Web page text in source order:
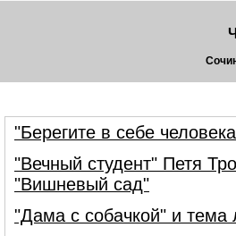
"Берегите в себе
"Вечный студент" Петя
"Вишневый сад"
"Дама с собачкой" и